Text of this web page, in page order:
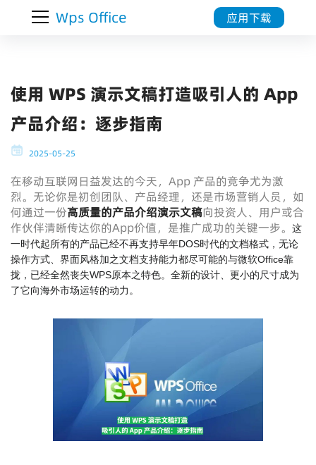
Wps Office 应用下载
使用 WPS 演示文稿打造吸引人的 App
产品介绍：逐步指南
2025-05-25
在移动互联网日益发达的今天，App 产品的竞争尤为激
烈。无论你是初创团队、产品经理，还是市场营销人员，如
何通过一份高质量的产品介绍演示文稿向投资人、用户或合
作伙伴清晰传达你的App价值，是推广成功的关键一步。
这
一时代起所有的产品已经不再支持早年DOS时代的文档格式，无论
操作方式、界面风格加之文档支持能力都尽可能的与微软Office靠
拢，已经全然丧失WPS原本之特色。全新的设计、更小的尺寸成为
了它向海外市场运转的动力。